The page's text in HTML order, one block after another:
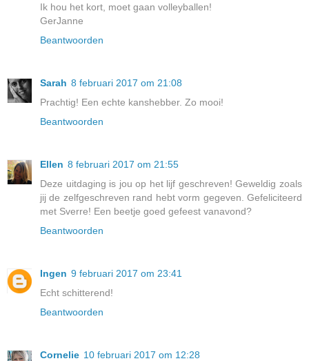
Ik hou het kort, moet gaan volleyballen!
GerJanne
Beantwoorden
Sarah 8 februari 2017 om 21:08
Prachtig! Een echte kanshebber. Zo mooi!
Beantwoorden
Ellen 8 februari 2017 om 21:55
Deze uitdaging is jou op het lijf geschreven! Geweldig zoals
jij de zelfgeschreven rand hebt vorm gegeven. Gefeliciteerd
met Sverre! Een beetje goed gefeest vanavond?
Beantwoorden
Ingen 9 februari 2017 om 23:41
Echt schitterend!
Beantwoorden
Cornelie 10 februari 2017 om 12:28